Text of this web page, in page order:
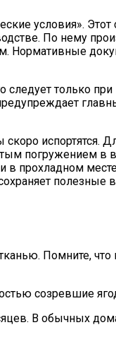
условия». Этот
По нему
Нормативные
только при
испортятся.
погружением в
в прохладном
полезные
Помните,
созревшие
В обычных